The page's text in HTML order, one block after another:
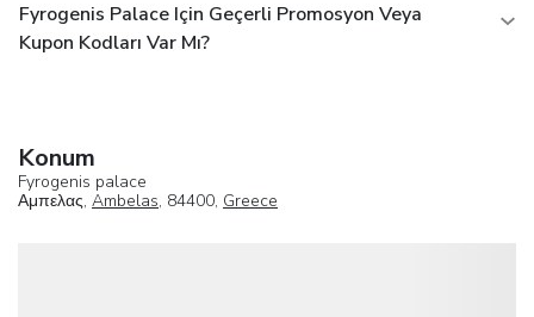
Fyrogenis Palace Için Geçerli Promosyon Veya
Kupon Kodları Var Mı?
Konum
Fyrogenis palace
Αμπελας, Ambelas, 84400, Greece